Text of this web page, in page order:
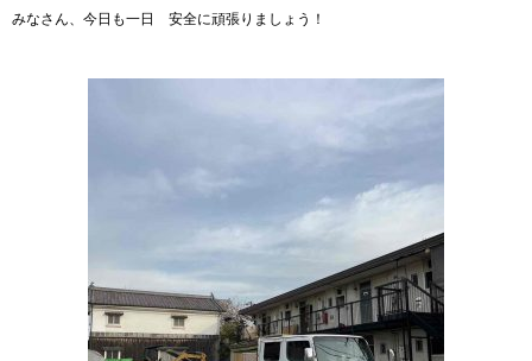
みなさん、今日も一日 安全に頑張りましょう！